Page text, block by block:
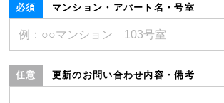
マンション・アパート名・号室
更新のお問い合わせ内容・備考